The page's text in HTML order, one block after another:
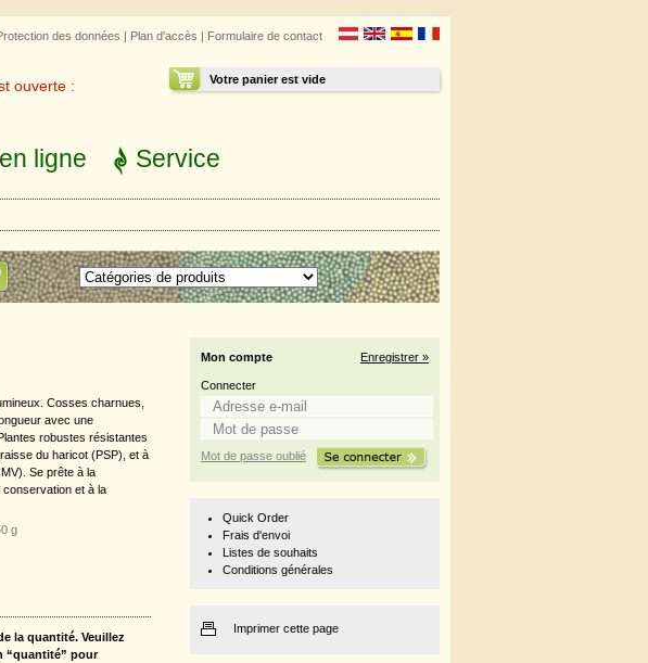
des données | Plan d'accès | Formulaire de contact
Votre panier est vide
ouverte :
ligne Service
Cosses charnues,
avec une
robustes résistantes
du haricot (PSP), et à
Se prête à la
et à la
g
la quantité. Veuillez
“quantité” pour
Mon compte Enregistrer »
Connecter
Mot de passe oublié
Quick Order
Frais d'envoi
Listes de souhaits
Conditions générales
Imprimer cette page